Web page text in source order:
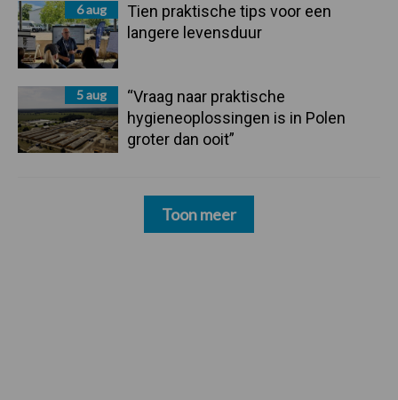
6 aug
Tien praktische tips voor een
langere levensduur
5 aug
“Vraag naar praktische
hygieneoplossingen is in Polen
groter dan ooit”
Toon meer